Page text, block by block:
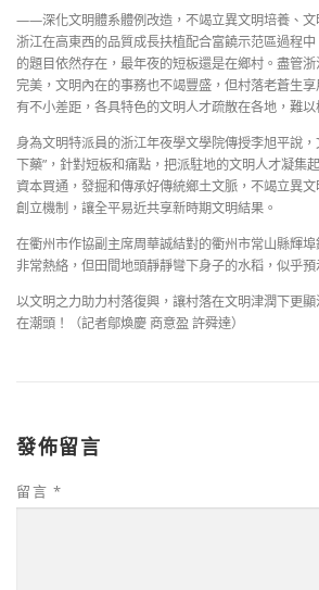
——深化文明體系體例改造，不竭立異文明培養、文
浙江在高東西的品質成長扶植配合富饒示范區過程
的題目依然存在，最年夜的短板還是在鄉村。盡管
完美，文明內在的事務也不竭豐盛，但村落老蒼生
有不小差距，各具特色的文明人才疏散在各地，難以
身為文明特派員的浙江年夜學文學院傳授李旭平說
下藥”，針對短板和痛點，把派駐地的文明人才凝集
資本買通，發掘和傳承好傳統鄉土文脈，不竭立異
創立機制，讓全平易近共享新時期文明結果。
在衢州市作協副主席周華誠結對的衢州市常山縣輝
非常熱絡，但田間地頭靜靜彎下身子的水稻，似乎預
以文明之力助力村落復興，讓村落在文明津潤下更
在潮頭！（記者鄔煥慶 商意盈 許舜達）
發佈留言
留言 *